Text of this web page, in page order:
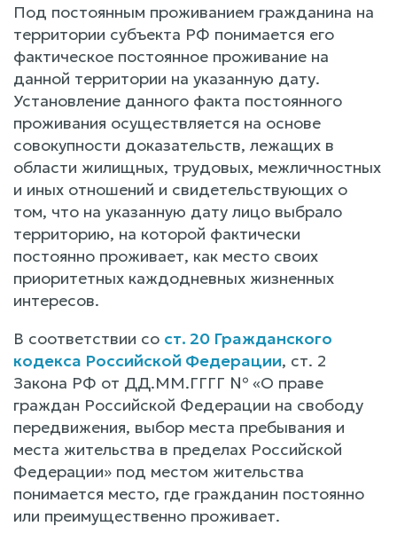
Под постоянным проживанием гражданина на
территории субъекта РФ понимается его
фактическое постоянное проживание на
данной территории на указанную дату.
Установление данного факта постоянного
проживания осуществляется на основе
совокупности доказательств, лежащих в
области жилищных, трудовых, межличностных
и иных отношений и свидетельствующих о
том, что на указанную дату лицо выбрало
территорию, на которой фактически
постоянно проживает, как место своих
приоритетных каждодневных жизненных
интересов.
В соответствии со ст. 20 Гражданского
кодекса Российской Федерации, ст. 2
Закона РФ от ДД.ММ.ГГГГ № «О праве
граждан Российской Федерации на свободу
передвижения, выбор места пребывания и
места жительства в пределах Российской
Федерации» под местом жительства
понимается место, где гражданин постоянно
или преимущественно проживает.